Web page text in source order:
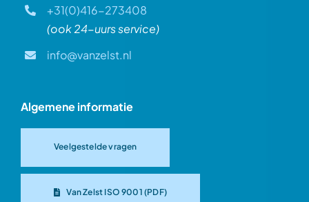
+31(0)416-273408
(ook 24-uurs service)
info@vanzelst.nl
Algemene informatie
Veelgestelde vragen
Van Zelst ISO 9001 (PDF)